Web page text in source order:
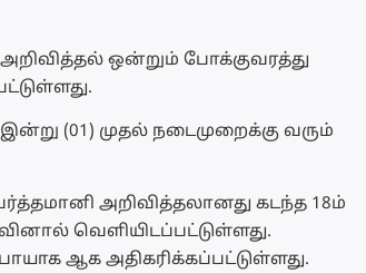
ஒன்றும் போக்குவரத்து
(01) முதல் நடைமுறைக்கு வரும்
அறிவித்தலானது கடந்த 18ம்
வெளியிடப்பட்டுள்ளது.
ஆக அதிகரிக்கப்பட்டுள்ளது.